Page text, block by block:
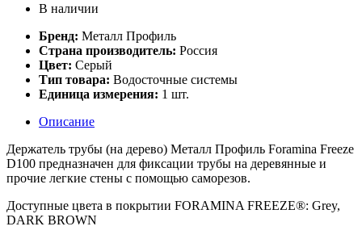
В наличии
Бренд: Металл Профиль
Страна производитель: Россия
Цвет: Серый
Тип товара: Водосточные системы
Единица измерения: 1 шт.
Описание
Держатель трубы (на дерево) Металл Профиль Foramina Freeze
D100 предназначен для фиксации трубы на деревянные и
прочие легкие стены с помощью саморезов.
Доступные цвета в покрытии FORAMINA FREEZE®: Grey,
DARK BROWN